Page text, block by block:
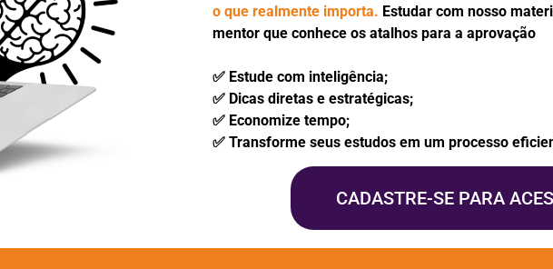
o que realmente importa. Estudar com nosso
mentor que conhece os atalhos para a aprovação
✅ Estude com inteligência;
✅ Dicas diretas e estratégicas;
✅ Economize tempo;
✅ Transforme seus estudos em um processo
CADASTRE-SE PARA